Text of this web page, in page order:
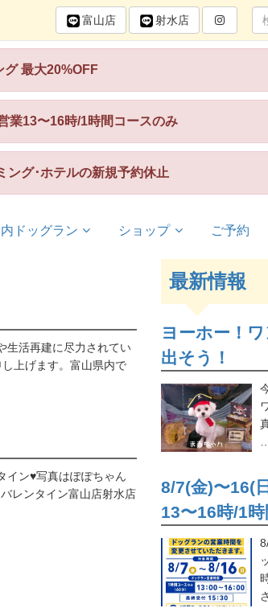
富山店 射水店
グ 最大20%OFF
業13〜16時/1時間コースのみ
ング･ホテルの新規予約休止
ドッグラン ショップ ご予約
生活再建に尽力されてい
上げます。富山県内で
イン♥写真はぽぽちゃん
レンタイン富山店射水店
最新情報
ヨーホー！
出そう！
8/7(金)〜16(
13〜16時/1